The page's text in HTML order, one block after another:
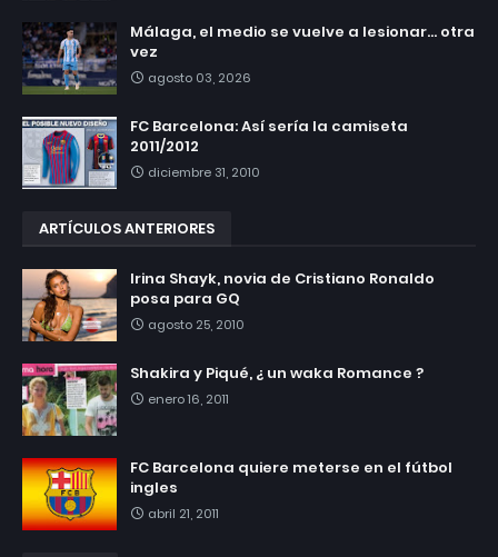
Málaga, el medio se vuelve a lesionar... otra
vez
agosto 03, 2026
FC Barcelona: Así sería la camiseta
2011/2012
diciembre 31, 2010
ARTÍCULOS ANTERIORES
Irina Shayk, novia de Cristiano Ronaldo
posa para GQ
agosto 25, 2010
Shakira y Piqué, ¿ un waka Romance ?
enero 16, 2011
FC Barcelona quiere meterse en el fútbol
ingles
abril 21, 2011